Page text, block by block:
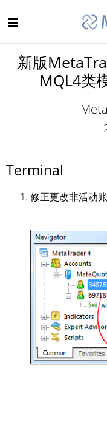
新版
MQL4类
Terminal
修正更改非活动